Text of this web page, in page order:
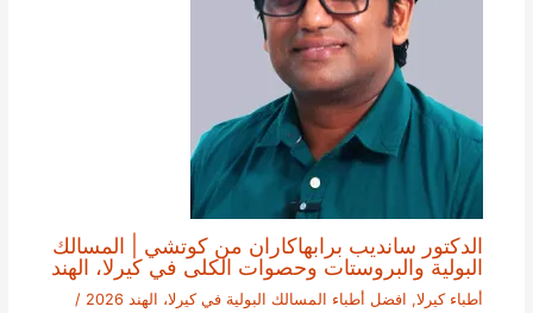
الدكتور سانديب برابهاكاران من كوتشي | المسالك
البولية والبروستات وحصوات الكلى في كيرلا، الهند
أطباء كيرلا, افضل أطباء المسالك البولية في كيرلا، الهند 2026 /